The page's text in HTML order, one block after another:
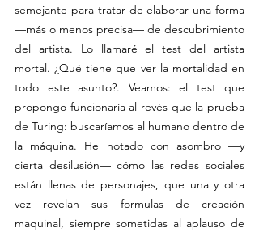
semejante para tratar de elaborar una forma
—más o menos precisa— de descubrimiento
del artista. Lo llamaré el test del artista
mortal. ¿Qué tiene que ver la mortalidad en
todo este asunto?. Veamos: el test que
propongo funcionaría al revés que la prueba
de Turing: buscaríamos al humano dentro de
la máquina. He notado con asombro —y
cierta desilusión— cómo las redes sociales
están llenas de personajes, que una y otra
vez revelan sus formulas de creación
maquinal, siempre sometidas al aplauso de